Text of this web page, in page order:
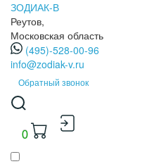
ЗОДИАК-В
Реутов,
Московская область
(495)-528-00-96
info@zodiak-v.ru
Обратный звонок
0